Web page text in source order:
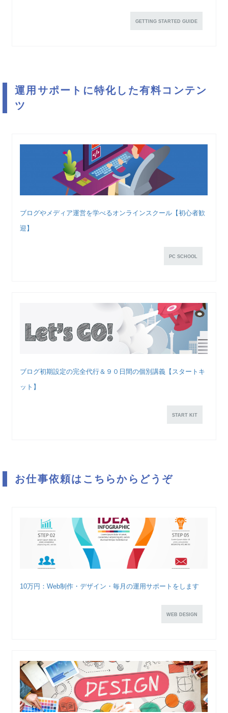
GETTING STARTED GUIDE
運用サポートに特化した有料コンテン
ツ
ブログやメディア運営を学べるオンラインスクール【初心者歓
迎】
PC SCHOOL
ブログ初期設定の完全代行＆９０日間の個別講義【スタートキ
ット】
START KIT
お仕事依頼はこちらからどうぞ
10万円：Web制作・デザイン・毎月の運用サポートをします
WEB DESIGN